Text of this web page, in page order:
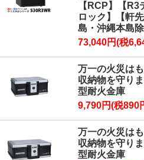
【RCP】【
ロック】【軒
島・沖縄本島除
73,040円(税
万一の火災は
収納物を守り
型耐火金庫
9,790円(税890
万一の火災は
収納物を守り
型耐火金庫